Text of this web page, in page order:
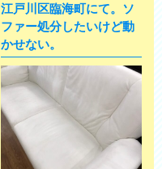
江戸川区臨海町にて。ソ
ファー処分したいけど動
かせない。